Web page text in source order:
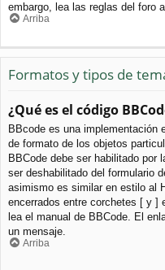
embargo, lea las reglas del foro
Arriba
Formatos y tipos de
¿Qué es el código
BBcode es una implementación
de formato de los objetos
BBCode debe ser habilitado por
ser deshabilitado del formulario
asimismo es similar en estilo al
encerrados entre corchetes [ y ]
lea el manual de BBCode. El
un mensaje.
Arriba